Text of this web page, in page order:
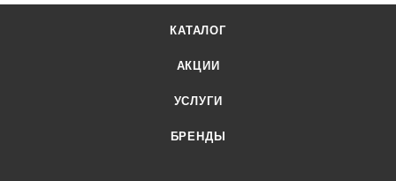
КАТАЛОГ
АКЦИИ
УСЛУГИ
БРЕНДЫ